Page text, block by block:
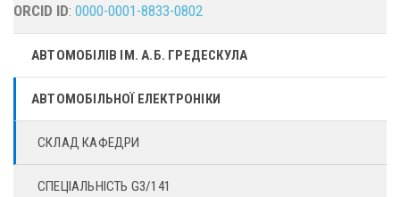
ORCID ID: 0000-0001-8833-0802
АВТОМОБІЛІВ ІМ. А.Б. ГРЕДЕСКУЛА
АВТОМОБІЛЬНОЇ ЕЛЕКТРОНІКИ
СКЛАД КАФЕДРИ
СПЕЦІАЛЬНІСТЬ G3/141